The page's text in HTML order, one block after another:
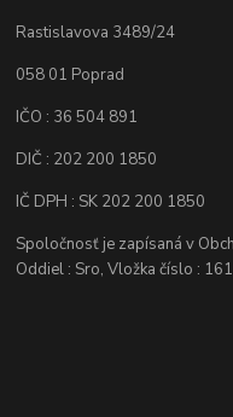
Rastislavova 3489/24
058 01 Poprad
IČO : 36 504 891
DIČ : 202 200 1850
IČ DPH : SK 202 200 1850
Spoločnosť je zapísaná v
Oddiel : Sro, Vložka číslo :